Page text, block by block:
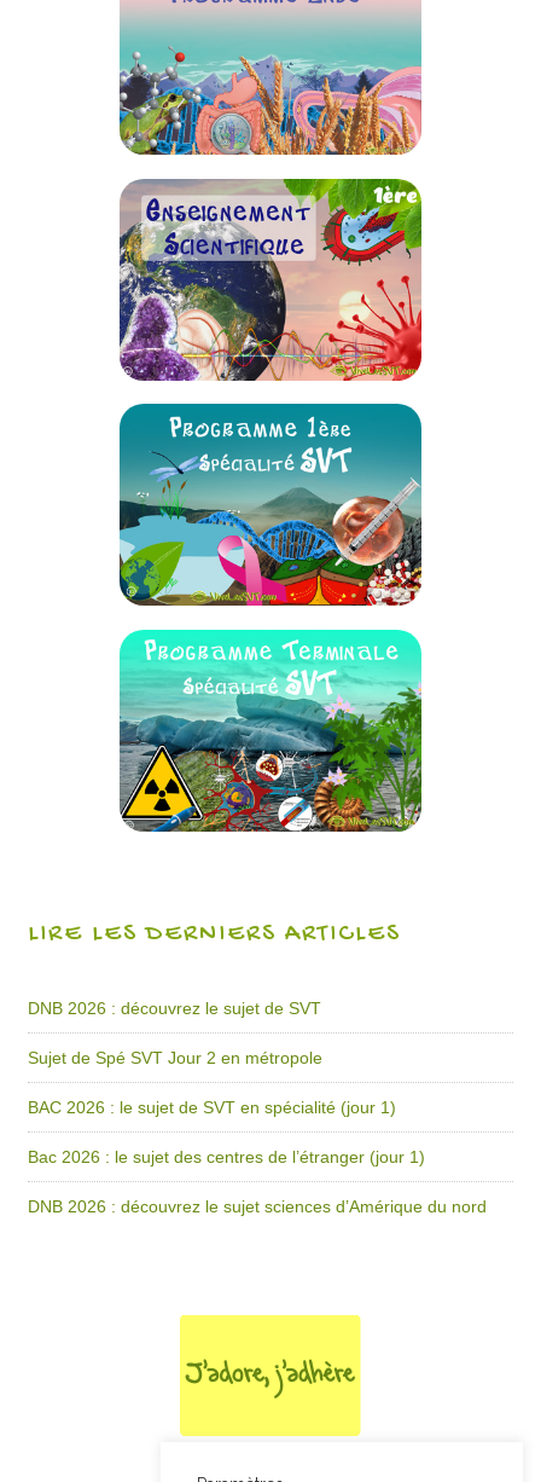
LIRE LES DERNIERS ARTICLES
DNB 2026 : découvrez le sujet de SVT
Sujet de Spé SVT Jour 2 en métropole
BAC 2026 : le sujet de SVT en spécialité (jour 1)
Bac 2026 : le sujet des centres de l’étranger (jour 1)
DNB 2026 : découvrez le sujet sciences d’Amérique du nord